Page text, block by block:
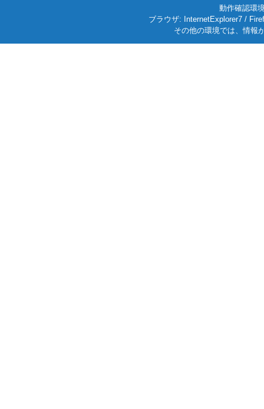
動作確認環
ブラウザ: InternetExplorer7 /
その他の環境では、情報